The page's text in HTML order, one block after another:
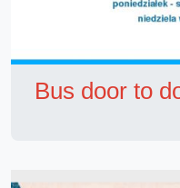
Bus door to